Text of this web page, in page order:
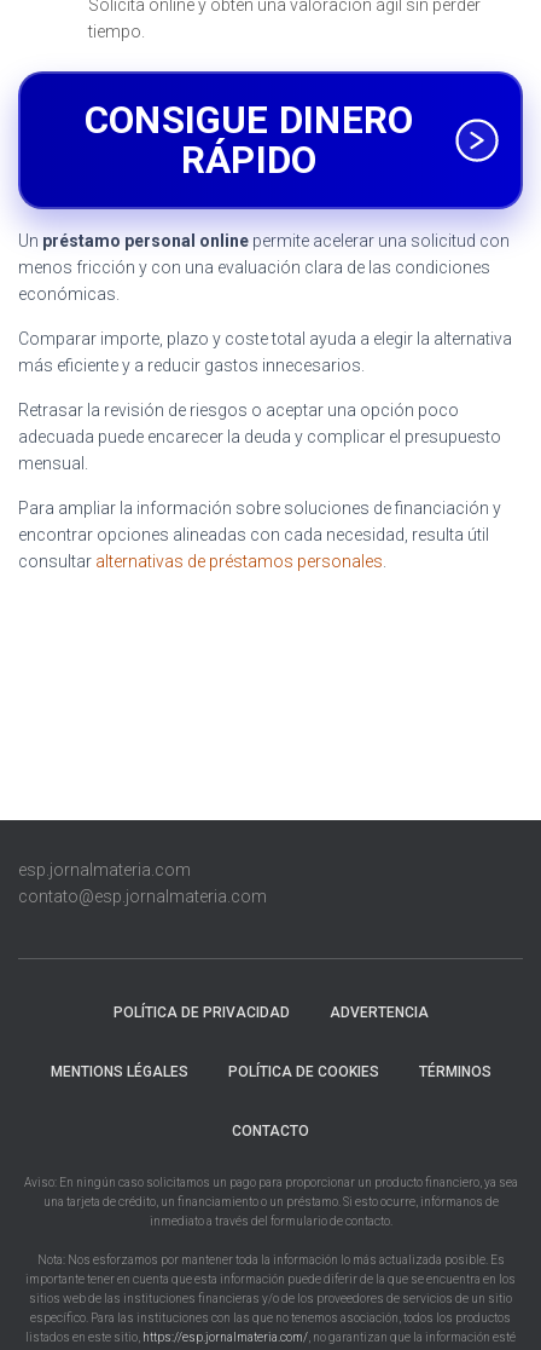
Solicita online y obtén una valoración ágil sin perder
tiempo.
CONSIGUE DINERO
RÁPIDO
Un préstamo personal online permite acelerar una solicitud con
menos fricción y con una evaluación clara de las condiciones
económicas.
Comparar importe, plazo y coste total ayuda a elegir la alternativa
más eficiente y a reducir gastos innecesarios.
Retrasar la revisión de riesgos o aceptar una opción poco
adecuada puede encarecer la deuda y complicar el presupuesto
mensual.
Para ampliar la información sobre soluciones de financiación y
encontrar opciones alineadas con cada necesidad, resulta útil
consultar alternativas de préstamos personales
esp.jornalmateria.com
contato@esp.jornalmateria.com
POLÍTICA DE PRIVACIDAD ADVERTENCIA
MENTIONS LÉGALES POLÍTICA DE COOKIES TÉRMINOS
CONTACTO
Aviso: En ningún caso solicitamos un pago para proporcionar un producto financiero, ya sea
una tarjeta de crédito, un financiamiento o un préstamo. Si esto ocurre, infórmanos de
inmediato a través del formulario de contacto.
Nota: Nos esforzamos por mantener toda la información lo más actualizada posible. Es
importante tener en cuenta que esta información puede diferir de la que se encuentra en los
sitios web de las instituciones financieras y/o de los proveedores de servicios de un sitio
específico. Para las instituciones con las que no tenemos asociación, todos los productos
listados en este sitio, https://esp.jornalmateria.com/ , no garantizan que la información esté